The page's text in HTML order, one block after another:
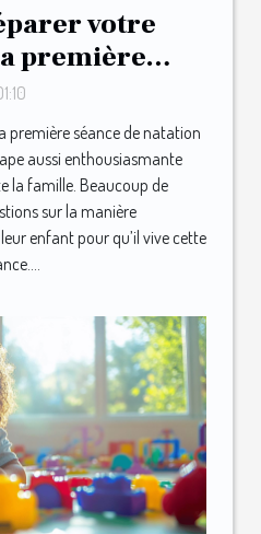
votre
première
?
première séance de natation
aussi enthousiasmante
la famille. Beaucoup de
sur la manière
enfant pour qu’il vive cette